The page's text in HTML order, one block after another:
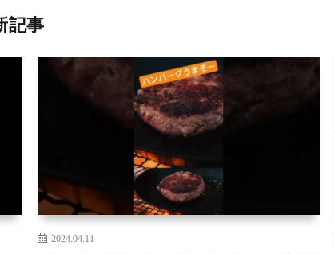
記事
2024.04.11